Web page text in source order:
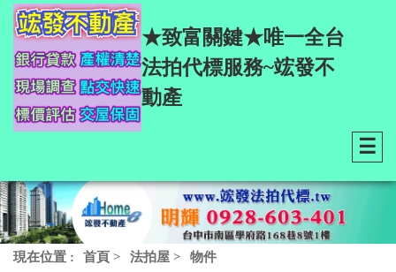
★致富關鍵★唯一全台
法拍代標服務~竤發不
動產
☰
現在位置 : 首頁 > 法拍屋 > 物件